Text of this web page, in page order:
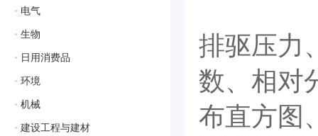
• 电气
• 生物
• 日用消费品
• 环境
• 机械
• 建设工程与建材
排驱压力
数、相对
布直方图